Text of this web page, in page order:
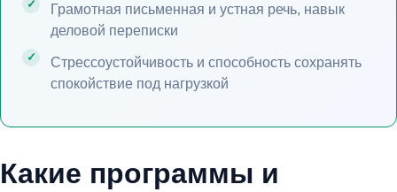
Грамотная письменная и устная речь, навык
деловой переписки
Стрессоустойчивость и способность сохранять
спокойствие под нагрузкой
Какие программы и